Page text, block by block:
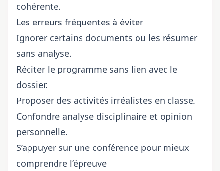
cohérente.
Les erreurs fréquentes à éviter
Ignorer certains documents ou les résumer
sans analyse.
Réciter le programme sans lien avec le
dossier.
Proposer des activités irréalistes en classe.
Confondre analyse disciplinaire et opinion
personnelle.
S’appuyer sur une conférence pour mieux
comprendre l’épreuve